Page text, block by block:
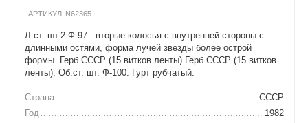
АРТИКУЛ: N62365
Л.ст. шт.2 Ф-97 - вторые колосья с внутренней стороны с
длинными остями, форма лучей звезды более острой
формы. Герб СССР (15 витков ленты).Герб СССР (15 витков
ленты). Об.ст. шт. Ф-100. Гурт рубчатый.
Страна
СССР
Год
1982